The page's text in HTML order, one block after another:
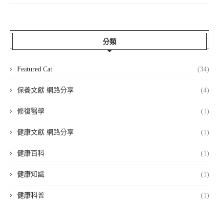
分類
Featured Cat (34)
保養文獻 網路分享 (4)
修復醫學 (1)
健康文獻 網路分享 (1)
健康百科 (1)
健康知識 (1)
健康科普 (1)